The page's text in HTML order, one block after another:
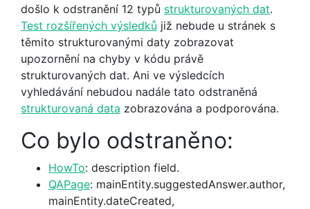
došlo k odstranění 12 typů strukturovaných dat.
Test rozšířených výsledků již nebude u stránek s
těmito strukturovanými daty zobrazovat
upozornění na chyby v kódu právě
strukturovaných dat. Ani ve výsledcích
vyhledávání nebudou nadále tato odstraněná
strukturovaná data zobrazována a podporována.
Co bylo odstraněno:
HowTo: description field.
QAPage: mainEntity.suggestedAnswer.author,
mainEntity.dateCreated,